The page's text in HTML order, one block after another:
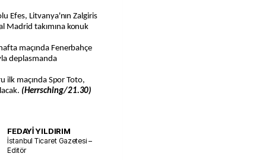
Efes, Litvanya'nın Zalgiris
Madrid takımına konuk
maçında Fenerbahçe
deplasmanda
ilk maçında Spor Toto,
(Herrsching/21.30)
FEDAYİ YILDIRIM
İstanbul Ticaret Gazetesi –
Editör